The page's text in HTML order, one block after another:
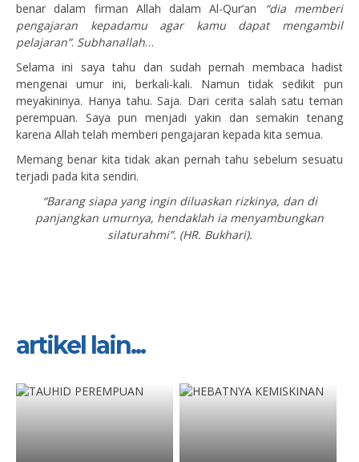
benar dalam firman Allah dalam Al-Qur’an
“dia memberi
pengajaran kepadamu agar kamu dapat mengambil
pelajaran”. Subhanallah…
Selama ini saya tahu dan sudah pernah membaca hadist
mengenai umur ini, berkali-kali. Namun tidak sedikit pun
meyakininya. Hanya tahu. Saja. Dari cerita salah satu teman
perempuan. Saya pun menjadi yakin dan semakin tenang
karena Allah telah memberi pengajaran kepada kita semua.
Memang benar kita tidak akan pernah tahu sebelum sesuatu
terjadi pada kita sendiri.
“Barang siapa yang ingin diluaskan rizkinya, dan di
panjangkan umurnya, hendaklah ia menyambungkan
silaturahmi”. (HR. Bukhari).
artikel lain...